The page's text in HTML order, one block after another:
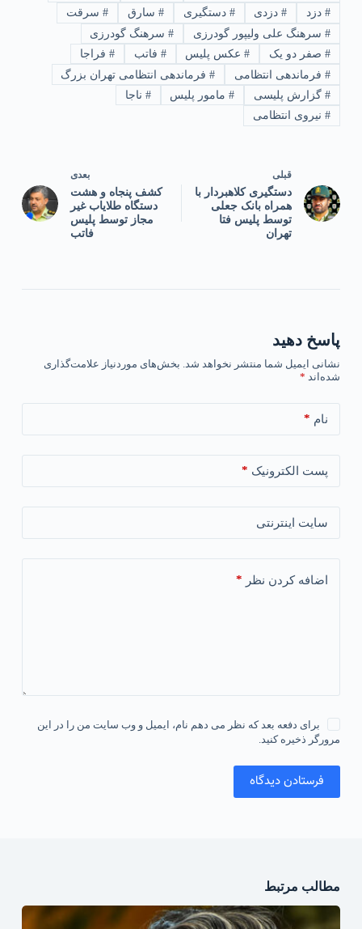
#دزد #دزدی # دستگیری # سارق #سرقت
#سرهنگ علی ولیپور گودرزی #سرهنگ گودرزی
#صفر دو یک #عکس پلیس # فاتب # فراجا
#فرماندهی انتظامی #فرماندهی انتظامی تهران بزرگ
#گزارش پلیسی #مامور پلیس # ناجا
#نیروی انتظامی
قبلی
دستگیری کلاهبردار با
همراه بانک جعلی
توسط پلیس فتا
تهران
بعدی
کشف پنجاه و هشت
دستگاه طلایاب غیر
مجاز توسط پلیس
فاتب
پاسخ دهید
نشانی ایمیل شما منتشر نخواهد شد. بخش‌های موردنیاز علامت‌گذاری
شده‌اند *
نام *
پست الکترونیک *
سایت اینترنتی
اضافه کردن نظر *
برای دفعه بعد که نظر می دهم نام، ایمیل و وب سایت من را در این
مرورگر ذخیره کنید.
فرستادن دیدگاه
مطالب مرتبط